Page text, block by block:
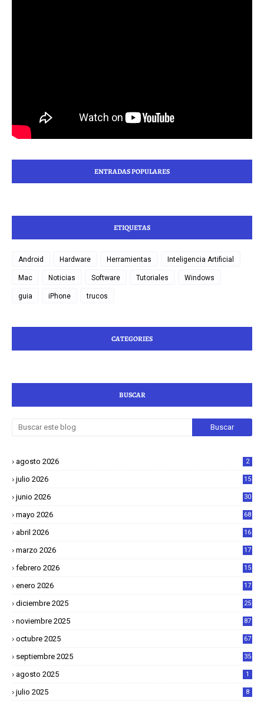
ENTRADAS POPULARES
ETIQUETAS
Android Hardware Herramientas Inteligencia Artificial
Mac Noticias Software Tutoriales Windows
guia iPhone trucos
CATEGORIES
BUSCAR
agosto 2026 2
julio 2026 15
junio 2026 30
mayo 2026 68
abril 2026
16
marzo 2026
17
febrero 2026
15
enero 2026
17
diciembre 2025
25
noviembre 2025 87
octubre 2025 67
septiembre 2025 35
agosto 2025 1
julio 2025 8